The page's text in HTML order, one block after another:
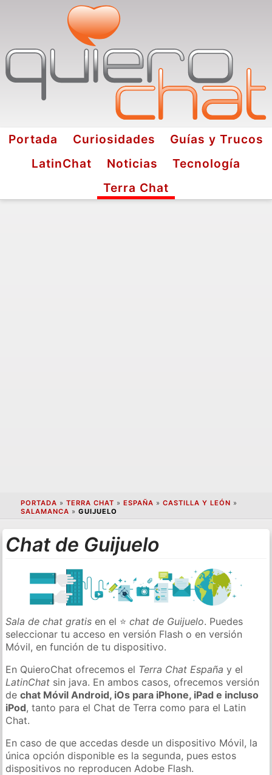
Portada Curiosidades
Guías y Trucos
LatinChat
Noticias
Tecnología
Terra Chat
PORTADA » TERRA CHAT » ESPAÑA » CASTILLA Y LEÓN »
SALAMANCA » GUIJUELO
Chat de Guijuelo
Sala de chat gratis en el ⭐chat de Guijuelo. Puedes
seleccionar tu acceso en versión Flash o en versión
Móvil, en función de tu dispositivo.
En QuieroChat ofrecemos el Terra Chat España y el
LatinChat sin java. En ambos casos, ofrecemos versión
dechat Móvil Android, iOs para iPhone, iPad e incluso
iPod, tanto para el Chat de Terra como para el Latin
Chat.
En caso de que accedas desde un dispositivo Móvil, la
única opción disponible es la segunda, pues estos
dispositivos no reproducen Adobe Flash.